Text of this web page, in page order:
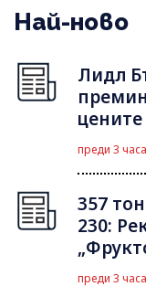
Най-ново
Лидл
преди 3 часа
357
230:
преди 3 часа